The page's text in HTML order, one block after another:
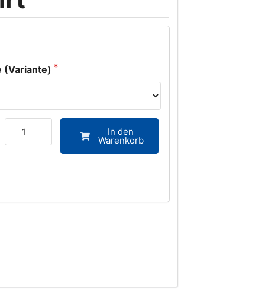
(Variante)
In den
Warenkorb